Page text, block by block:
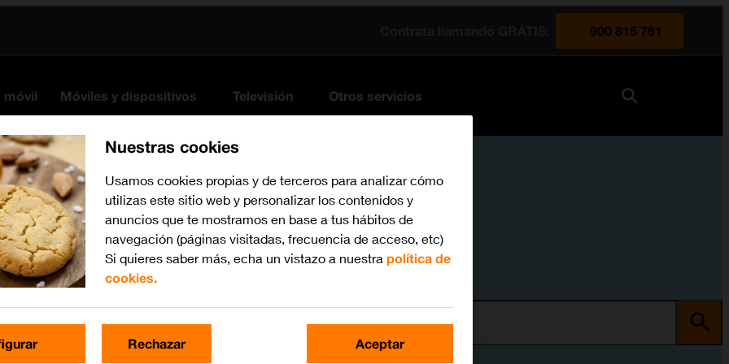
900 815 761
móvil Móviles y dispositivos Televisión Otros servicios
Busca por problema o tema
Nuestras cookies
Usamos cookies propias y de terceros para analizar cómo
utilizas este sitio web y personalizar los contenidos y
anuncios que te mostramos en base a tus hábitos de
navegación (páginas visitadas, frecuencia de acceso, etc)
Si quieres saber más, echa un vistazo a nuestra política de
cookies.
Rechazar Aceptar